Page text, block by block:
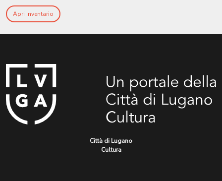
Apri Inventario
Città di Lugano
Cultura